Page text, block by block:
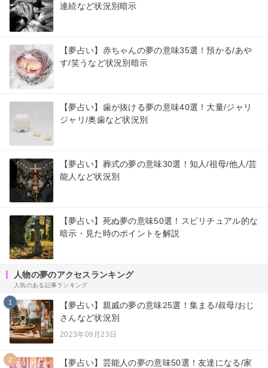
連続など状況別暗示
【夢占い】赤ちゃんの夢の意味35選！預かる/あや
す/笑うなど状況別暗示
【夢占い】歯が抜ける夢の意味40選！大量/ジャリ
ジャリ/奥歯など状況別
【夢占い】葬式の夢の意味30選！知人/祖母/他人/芸
能人など状況別
【夢占い】死ぬ夢の意味50選！スピリチュアル的な
暗示・見た時のポイントを解説
人物の夢のアクセスランキング
人気のある記事ランキング
1
【夢占い】親戚の夢の意味25選！集まる/叔母/おじ
さんなど状況別
2023年09月23日
2
【夢占い】芸能人の夢の意味50選！友達になる/家